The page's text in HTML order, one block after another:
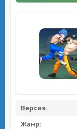
Версия:
Жанр: